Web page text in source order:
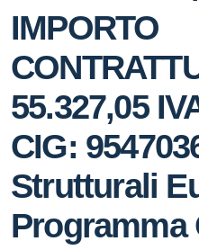
IMPORTO
55.327,05
CIG:
Strutturali
Programma